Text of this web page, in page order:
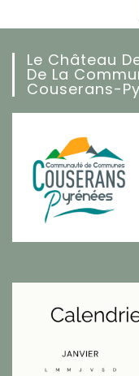
Le Château
De La
Couserans-